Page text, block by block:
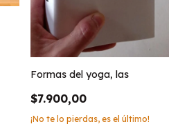
Formas del yoga, las
$7.900,00
¡No te lo pierdas, es el último!